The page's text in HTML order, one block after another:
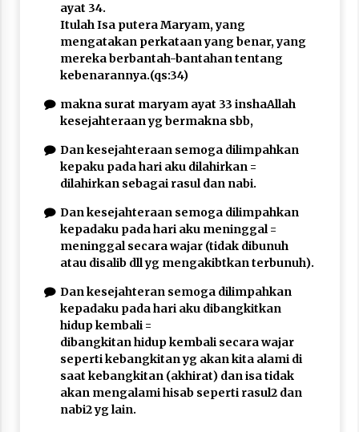
ayat 34.
Itulah Isa putera Maryam, yang
mengatakan perkataan yang benar, yang
mereka berbantah-bantahan tentang
kebenarannya.(qs:34)
makna surat maryam ayat 33 inshaAllah
kesejahteraan yg bermakna sbb,
Dan kesejahteraan semoga dilimpahkan
kepaku pada hari aku dilahirkan =
dilahirkan sebagai rasul dan nabi.
Dan kesejahteraan semoga dilimpahkan
kepadaku pada hari aku meninggal =
meninggal secara wajar (tidak dibunuh
atau disalib dll yg mengakibtkan terbunuh).
Dan kesejahteran semoga dilimpahkan
kepadaku pada hari aku dibangkitkan
hidup kembali =
dibangkitan hidup kembali secara wajar
seperti kebangkitan yg akan kita alami di
saat kebangkitan (akhirat) dan isa tidak
akan mengalami hisab seperti rasul2 dan
nabi2 yg lain.